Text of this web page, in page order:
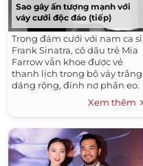
Sao gây ấn tượng mạnh với
váy cưới độc đáo (tiếp)
Trong đám cưới với nam ca sĩ
Frank Sinatra, cô dâu trẻ Mia
Farrow vẫn khoe được vẻ
thanh lịch trong bộ váy trắng
dáng rộng, đính nơ phần eo.
Xem thêm